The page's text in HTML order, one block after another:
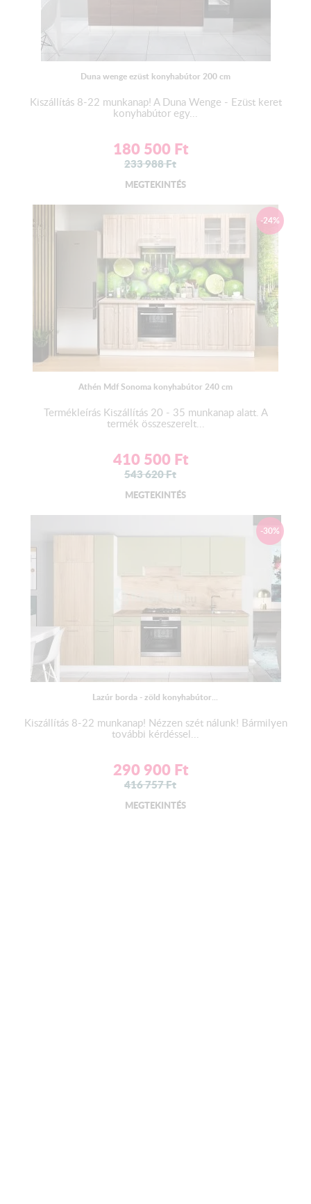
Duna wenge ezüst konyhabútor 200 cm
Kiszállítás 8-22 munkanap! A Duna Wenge - Ezüst keret
konyhabútor egy...
180 500 Ft
233 988Ft
MEGTEKINTÉS
-24%
Athén Mdf Sonoma konyhabútor 240 cm
Termékleírás Kiszállítás 20 - 35 munkanap alatt. A
termék összeszerelt...
410 500 Ft
543 620Ft
MEGTEKINTÉS
-30%
Lazúr borda - zöld konyhabútor...
Kiszállítás 8-22 munkanap! Nézzen szét nálunk! Bármilyen
további kérdéssel...
290 900 Ft
416 757Ft
MEGTEKINTÉS